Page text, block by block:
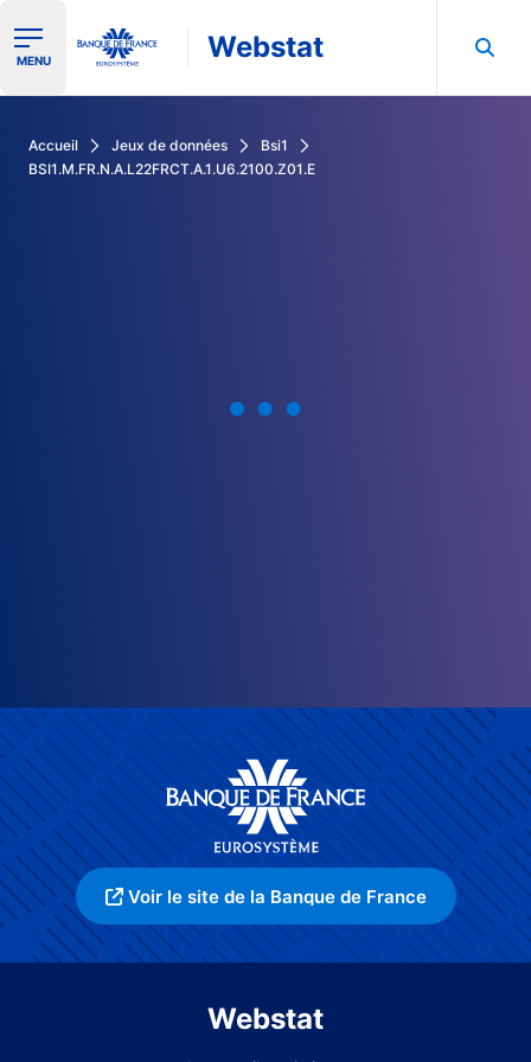
Ouvrir le menu de navigation
MENU Webstat
Accueil Jeux de données
Bsi1
BSI1.M.FR.N.A.L22FRCT.A.1.U6.2100.Z01.E
Voir le site de la Banque de France
Webstat